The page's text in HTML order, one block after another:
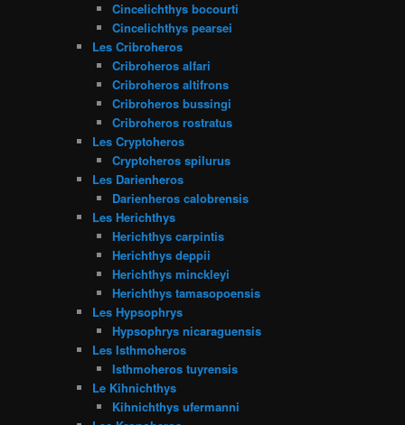
Cincelichthys bocourti
Cincelichthys pearsei
Les Cribroheros
Cribroheros alfari
Cribroheros altifrons
Cribroheros bussingi
Cribroheros rostratus
Les Cryptoheros
Cryptoheros spilurus
Les Darienheros
Darienheros calobrensis
Les Herichthys
Herichthys carpintis
Herichthys deppii
Herichthys minckleyi
Herichthys tamasopoensis
Les Hypsophrys
Hypsophrys nicaraguensis
Les Isthmoheros
Isthmoheros tuyrensis
Le Kihnichthys
Kihnichthys ufermanni